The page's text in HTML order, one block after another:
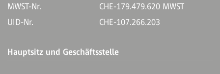
MWST-Nr.
CHE-179.479.620 MWST
UID-Nr.
CHE-107.266.203
Hauptsitz und Geschäftsstelle